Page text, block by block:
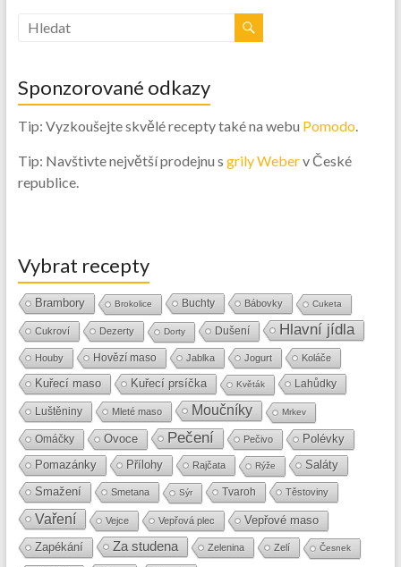
Sponzorované odkazy
Tip: Vyzkoušejte skvělé recepty také na webu Pomodo.
Tip: Navštivte největší prodejnu s grily Weberv České
republice.
Vybrat recepty
Brambory Brokolice Buchty Bábovky Cuketa
Cukroví Dezerty Dorty Dušení Hlavní jídla
Houby Hovězí maso Jablka Jogurt Koláče
Kuřecí maso Kuřecí prsíčka Květák Lahůdky
Luštěniny Mleté maso Moučníky Mrkev
Omáčky Ovoce Pečení Pečivo Polévky
Pomazánky Přílohy Rajčata Rýže
Saláty
Smažení
Smetana Sýr Tvaroh Těstoviny
Vaření Vejce Vepřová plec
Vepřové maso
Zapékání
Za studena Zelenina Zelí Česnek